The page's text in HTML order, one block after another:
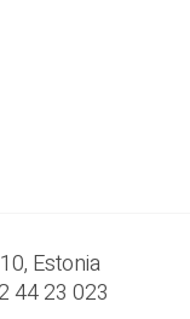
Estonia
44 23 023